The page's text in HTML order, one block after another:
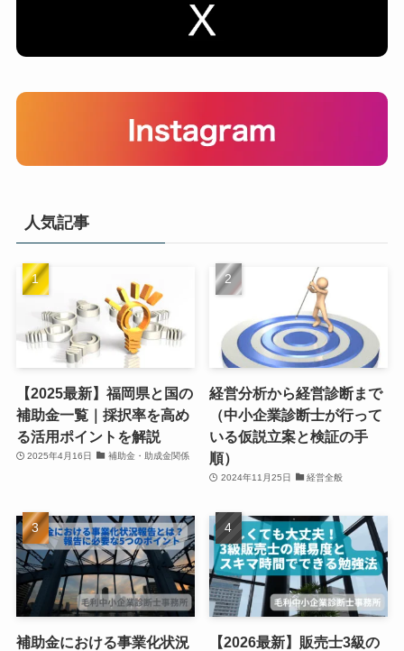
人気記事
【2025最新】福岡県と国の
補助金一覧｜採択率を高め
る活用ポイントを解説
2025年4月16日 補助金・助成金関係
経営分析から経営診断まで
（中小企業診断士が行って
いる仮説立案と検証の手
順）
2024年11月25日 経営全般
補助金における事業化状況
【2026最新】販売士3級の